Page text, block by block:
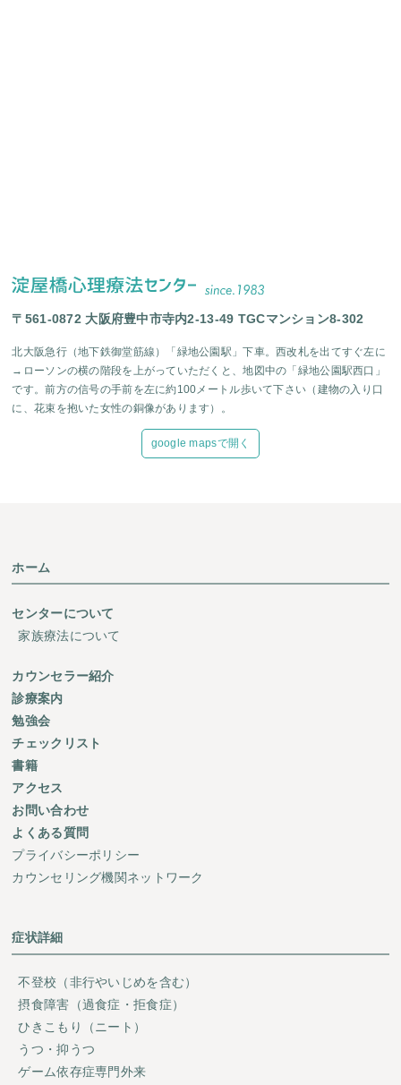
〒561-0872 大阪府豊中市寺内2-13-49 TGCマンション8-302
北大阪急行（地下鉄御堂筋線）「緑地公園駅」下車。西改札を出てすぐ左に
→ローソンの横の階段を上がっていただくと、地図中の「緑地公園駅西口」
です。前方の信号の手前を左に約100メートル歩いて下さい（建物の入り口
に、花束を抱いた女性の銅像があります）。
google mapsで開く
ホーム
センターについて
家族療法について
カウンセラー紹介
診療案内
勉強会
チェックリスト
書籍
アクセス
お問い合わせ
よくある質問
プライバシーポリシー
カウンセリング機関ネットワーク
症状詳細
不登校（非行やいじめを含む）
摂食障害（過食症・拒食症）
ひきこもり（ニート）
うつ・抑うつ
ゲーム依存症専門外来